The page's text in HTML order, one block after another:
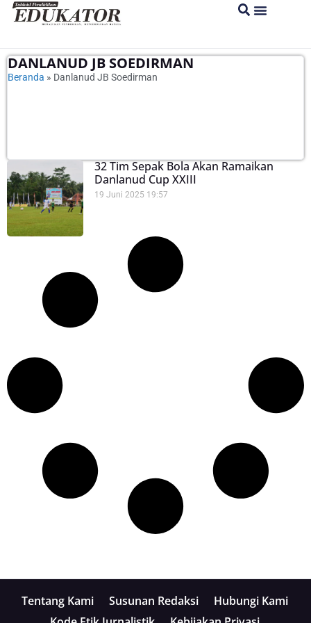
DANLANUD JB SOEDIRMAN
Beranda » Danlanud JB Soedirman
32 Tim Sepak Bola Akan Ramaikan
Danlanud Cup XXIII
19 Juni 2025 19:57
Tentang Kami Susunan Redaksi
Hubungi Kami